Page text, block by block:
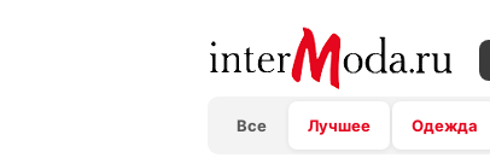
Все Лучшее Одежда